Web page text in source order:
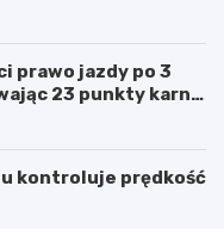
prawo jazdy po 3
23 punkty karne
kontroluje prędkość